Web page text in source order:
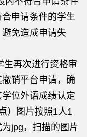
申请条件的学生
免造成申请失
生再次进行资格审
销平台申请，确
位外语成绩认定
）图片按照1人1
jpg，扫描的图片